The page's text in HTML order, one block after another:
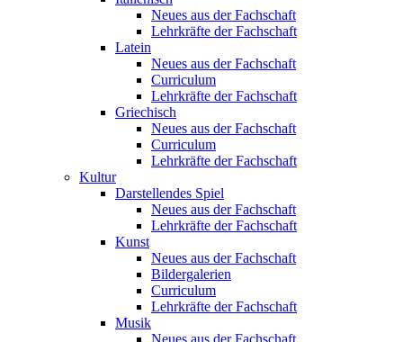
Neues aus der Fachschaft
Lehrkräfte der Fachschaft
Latein
Neues aus der Fachschaft
Curriculum
Lehrkräfte der Fachschaft
Griechisch
Neues aus der Fachschaft
Curriculum
Lehrkräfte der Fachschaft
Kultur
Darstellendes Spiel
Neues aus der Fachschaft
Lehrkräfte der Fachschaft
Kunst
Neues aus der Fachschaft
Bildergalerien
Curriculum
Lehrkräfte der Fachschaft
Musik
Neues aus der Fachschaft